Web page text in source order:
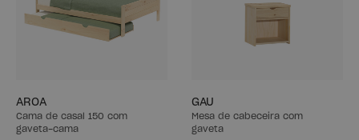
AROA
Cama de casal 150 com
gaveta-cama
GAU
Mesa de cabeceira com
gaveta